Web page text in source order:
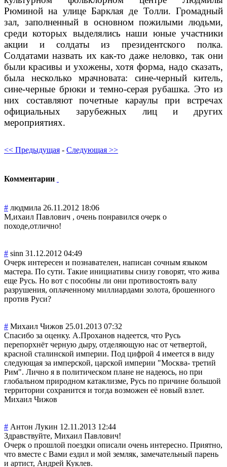
Рюминой на улице Барклая де Толли. Громадный
зал, заполненный в основном пожилыми людьми,
среди которых выделялись наши юные участники
акции и солдаты из президентского полка.
Солдатами назвать их как-то даже неловко, так они
были красивы и ухожены, хотя форма, надо сказать,
была несколько мрачновата: сине-черный китель,
сине-черные брюки и темно-серая рубашка. Это из
них составляют почетные караулы при встречах
официальных зарубежных лиц и других
мероприятиях.
<< Предыдущая - Следующая >>
Комментарии
# людмила 26.11.2012 18:06
М,ихаил Павлович , очень понравился очерк о
походе,отлично!
# sinn 31.12.2012 04:49
Очерк интересен и познавателен, написан сочным языком
мастера. По сути. Такие инициативы снизу говорят, что жива
еще Русь. Но вот с пособны ли они противостоять валу
разрушения, оплаченному миллиардами золота, брошенного
против Руси?
# Михаил Чижов 25.01.2013 07:32
Спасибо за оценку. А.Проханов надеется, что Русь
перепорхнёт черную дыру, отделяющую нас от четвертой,
красной сталинской империи. Под цифрой 4 имеется в виду
следующая за имперской, царской империи "Москва- третий
Рим". Лично я в политическом плане не надеюсь, но при
глобальном природном катаклизме, Русь по причине большой
территории сохранится и тогда возможен её новый взлет.
Михаил Чижов
# Антон Лукин 12.11.2013 12:44
Здравствуйте, Михаил Павлович!
Очерк о прошлой поездки описали очень интересно. Приятно,
что вместе с Вами ездил и мой земляк, замечательный парень
и артист, Андрей Куклев.